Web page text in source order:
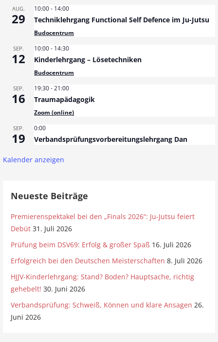
AUG.
29
10:00- 14:00
Techniklehrgang Functional Self Defence im Ju-Jutsu
Budocentrum
SEP.
12
10:00- 14:30
Kinderlehrgang – Lösetechniken
Budocentrum
SEP.
16
19:30-21:00
Traumapädagogik
Zoom (online)
SEP.
19
0:00
Verbandsprüfungsvorbereitungslehrgang Dan
Kalender anzeigen
Neueste Beiträge
Premierenspektakel bei den „Finals 2026“: Ju-Jutsu feiert
Debüt 31. Juli 2026
Prüfung beim DSV69: Erfolg & großer Spaß 16. Juli 2026
Erfolgreich bei den Deutschen Meisterschaften 8. Juli 2026
HJJV-Kinderlehrgang: Stand? Boden? Hauptsache, richtig
gehebelt! 30. Juni 2026
Verbandsprüfung: Schweiß, Können und klare Ansagen 26.
Juni 2026